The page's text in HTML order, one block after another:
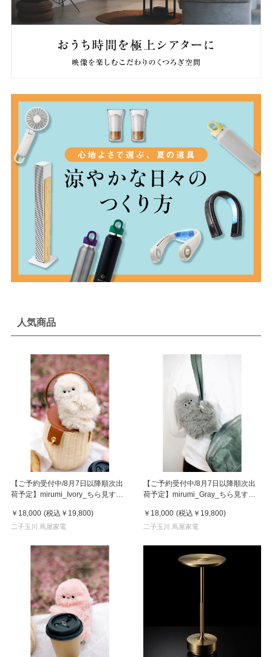
人気商品
【ご予約受付中/8月7日以降順次出
荷予定】mirumi_Ivory_ちら見する
リー
￥18,000 (税込 ￥19,800)
二子玉川 蔦屋家電
【ご予約受付中/8月7日以降順次出
荷予定】mirumi_Gray_ちら見する
￥18,000 (税込 ￥19,800)
二子玉川 蔦屋家電